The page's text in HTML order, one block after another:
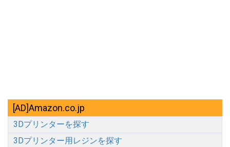
[AD]Amazon.co.jp
3Dプリンターを探す
3Dプリンター用レジンを探す